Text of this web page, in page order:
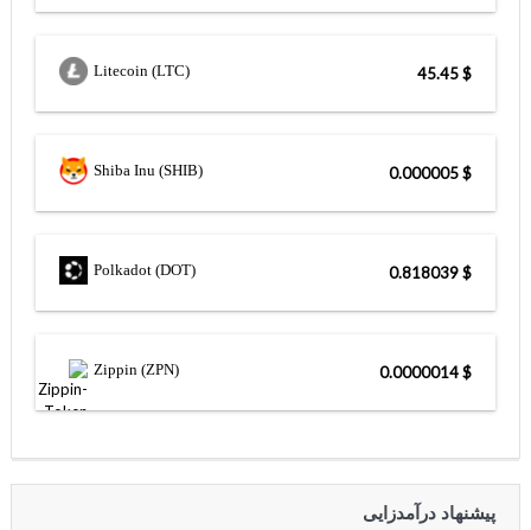
Litecoin (LTC) $ 45.45
Shiba Inu (SHIB) $ 0.000005
Polkadot (DOT) $ 0.818039
Zippin (ZPN) $ 0.0000014
پیشنهاد درآمدزایی